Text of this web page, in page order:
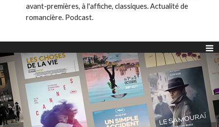
avant-premières, à l'affiche, classiques. Actualité de
romancière. Podcast.